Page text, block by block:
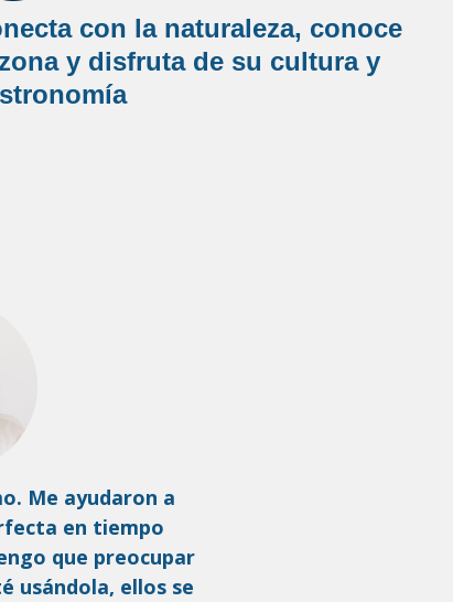
con la naturaleza, conoce
y disfruta de su cultura y
Me ayudaron a
en tiempo
que preocupar
usándola, ellos se